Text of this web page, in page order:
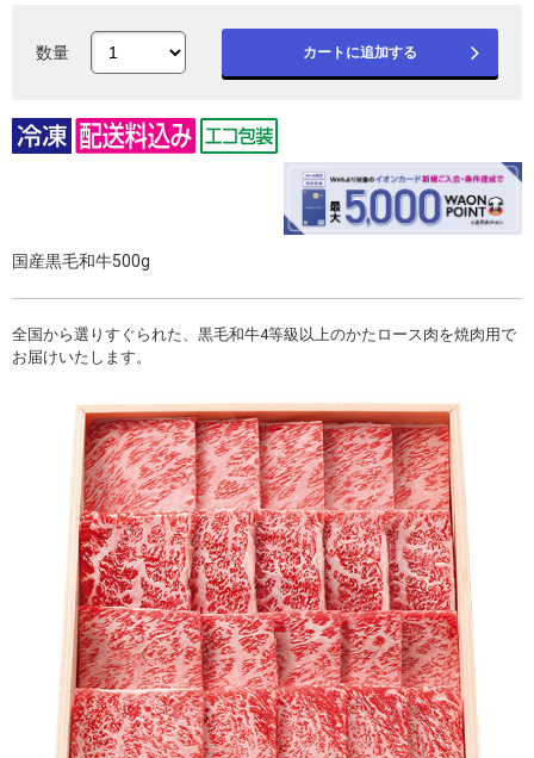
数量 カートに追加する
国産黒毛和牛500g
全国から選りすぐられた、黒毛和牛4等級以上のかたロース肉を焼肉用で
お届けいたします。